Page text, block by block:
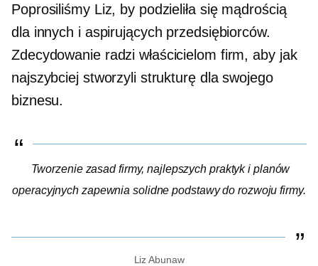
Poprosiliśmy Liz, by podzieliła się mądrością
dla innych i aspirujących przedsiębiorców.
Zdecydowanie radzi właścicielom firm, aby jak
najszybciej stworzyli strukturę dla swojego
biznesu.
Tworzenie zasad firmy, najlepszych praktyk i planów
operacyjnych zapewnia solidne podstawy do rozwoju firmy.
Liz Abunaw